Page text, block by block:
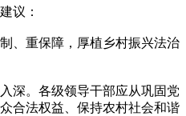
议：
重保障，厚植乡村振兴法治
。各级领导干部应从巩固党
合法权益、保持农村社会和谐